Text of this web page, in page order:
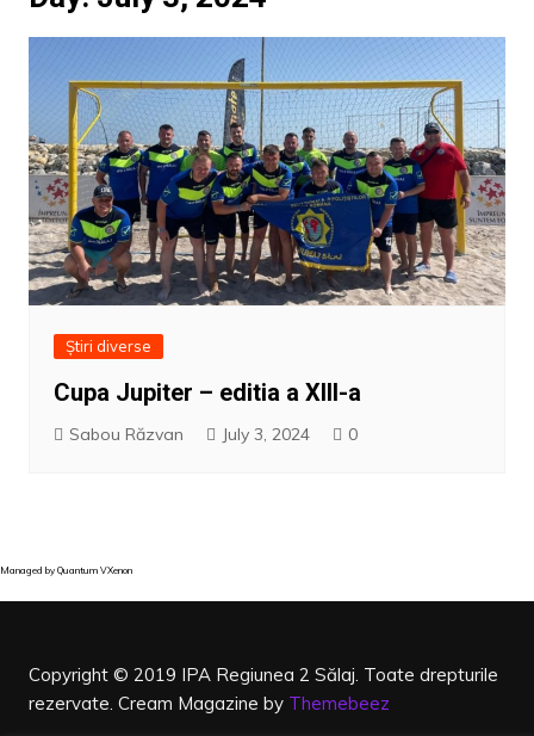
Știri diverse
Cupa Jupiter – editia a XIII-a
Sabou Răzvan July 3, 2024 0
Managed by Quantum VXenon
Copyright © 2019 IPA Regiunea 2 Sălaj. Toate drepturile
rezervate. Cream Magazine by Themebeez